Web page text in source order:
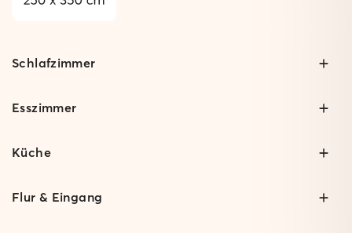
Schlafzimmer
Esszimmer
Küche
Flur & Eingang